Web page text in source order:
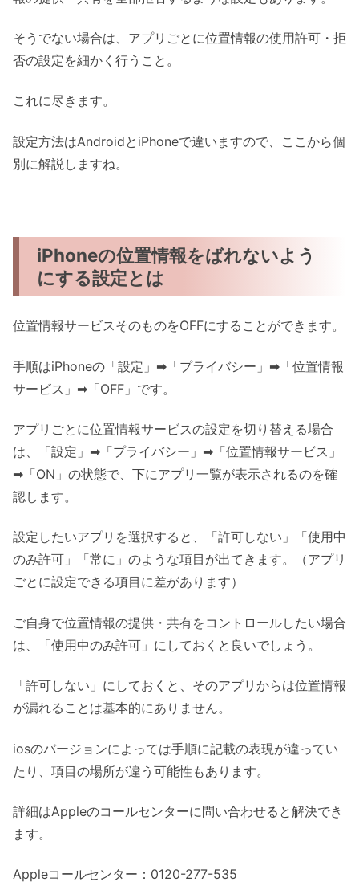
そうでない場合は、アプリごとに位置情報の使用許可・拒
否の設定を細かく行うこと。
これに尽きます。
設定方法はAndroidとiPhoneで違いますので、ここから個
別に解説しますね。
iPhoneの位置情報をばれないよう
にする設定とは
位置情報サービスそのものをOFFにすることができます。
手順はiPhoneの「設定」➡「プライバシー」➡「位置情報
サービス」➡「OFF」です。
アプリごとに位置情報サービスの設定を切り替える場合
は、「設定」➡「プライバシー」➡「位置情報サービス」
➡「ON」の状態で、下にアプリ一覧が表示されるのを確
認します。
設定したいアプリを選択すると、「許可しない」「使用中
のみ許可」「常に」のような項目が出てきます。（アプリ
ごとに設定できる項目に差があります）
ご自身で位置情報の提供・共有をコントロールしたい場合
は、「使用中のみ許可」にしておくと良いでしょう。
「許可しない」にしておくと、そのアプリからは位置情報
が漏れることは基本的にありません。
iosのバージョンによっては手順に記載の表現が違ってい
たり、項目の場所が違う可能性もあります。
詳細はAppleのコールセンターに問い合わせると解決でき
ます。
Appleコールセンター：0120-277-535